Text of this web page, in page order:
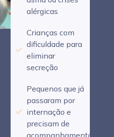
alérgicas
Crianças com
dificuldade para
eliminar
secreção
Pequenos que já
passaram por
internação e
precisam de
acompanhamento